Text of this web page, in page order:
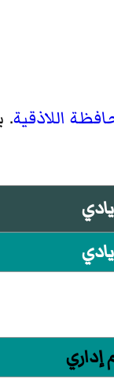
اللاذقية